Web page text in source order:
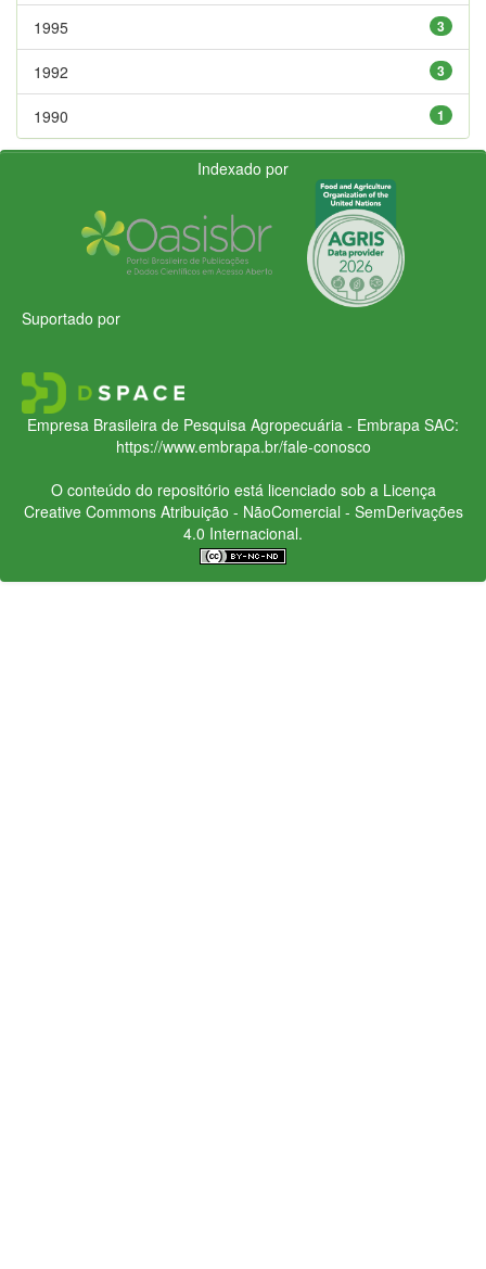
3
1995
3
1992
1
1990
Indexado por
Suportado por
Empresa Brasileira de Pesquisa Agropecuária - Embrapa SAC:
https://www.embrapa.br/fale-conosco
O conteúdo do repositório está licenciado sob a Licença
Creative CommonsAtribuição - NãoComercial - SemDerivações
4.0 Internacional.